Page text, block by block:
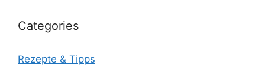
Categories
Rezepte & Tipps